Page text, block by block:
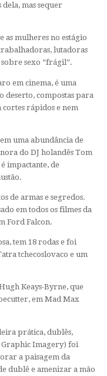
mas sequer
as mulheres no estágio
lutadoras
sexo “frágil”.
em cinema, é uma
deserto, compostas para
cortes rápidos e nem
uma abundância de
do DJ holandês Tom
impactante, de
de armas e segredos.
em todos os filmes da
Ford Falcon.
tem 18 rodas e foi
tchecoslovaco e um
Keays-Byrne, que
em Mad Max
prática, dublês,
Graphic Imagery) foi
a paisagem da
dublê e amenizar a mão